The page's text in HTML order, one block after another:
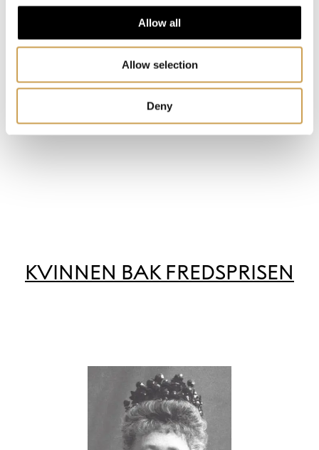
Allow all
Allow selection
Deny
Her er noen av de mest sannsynlige
grunnene.
Klikk her for mer
KVINNEN BAK FREDSPRISEN